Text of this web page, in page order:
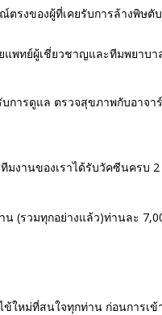
ตรงของผู้ที่เคยรับการล้างพิษตั
แพทย์ผู้เชี่ยวชาญและทีมพยาบา
การดูแล ตรวจสุขภาพกับอาจา
มงานของเราได้รับวัคซีนครบ
น (รวมทุกอย่างแล้ว)ท่านละ
ข้ใหม่ที่สนใจทุกท่าน ก่อนการเ